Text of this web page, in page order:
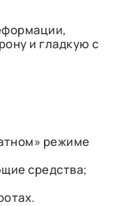
и гладкую с
режиме
средства;